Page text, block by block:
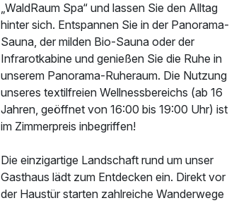
„WaldRaum Spa“ und lassen Sie den Alltag
hinter sich. Entspannen Sie in der Panorama-
Sauna, der milden Bio-Sauna oder der
Infrarotkabine und genießen Sie die Ruhe in
unserem Panorama-Ruheraum. Die Nutzung
unseres textilfreien Wellnessbereichs (ab 16
Jahren, geöffnet von 16:00 bis 19:00 Uhr) ist
im Zimmerpreis inbegriffen!
Die einzigartige Landschaft rund um unser
Gasthaus lädt zum Entdecken ein. Direkt vor
der Haustür starten zahlreiche Wanderwege